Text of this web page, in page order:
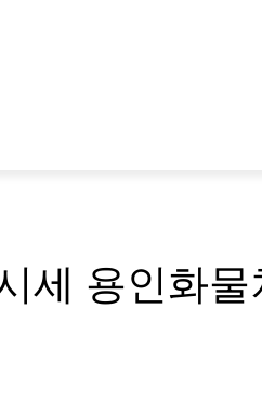
세 용인화물